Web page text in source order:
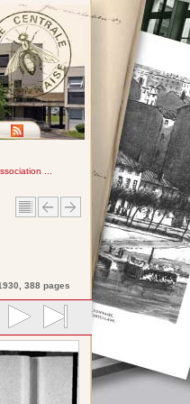
...
388 pages